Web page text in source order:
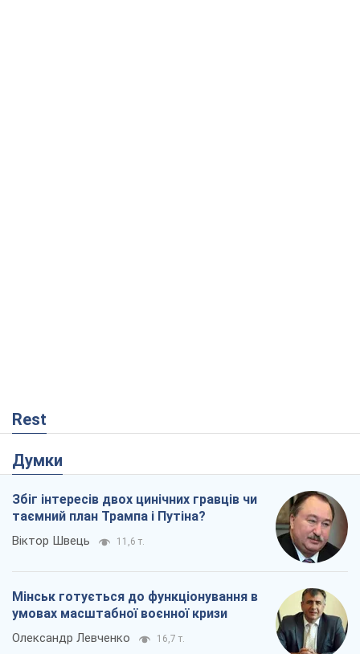
Rest
Думки
Збіг інтересів двох цинічних гравців чи
таємний план Трампа і Путіна?
Віктор Швець 11,6 т.
Мінськ готується до функціонування в
умовах масштабної воєнної кризи
Олександр Левченко 16,7 т.